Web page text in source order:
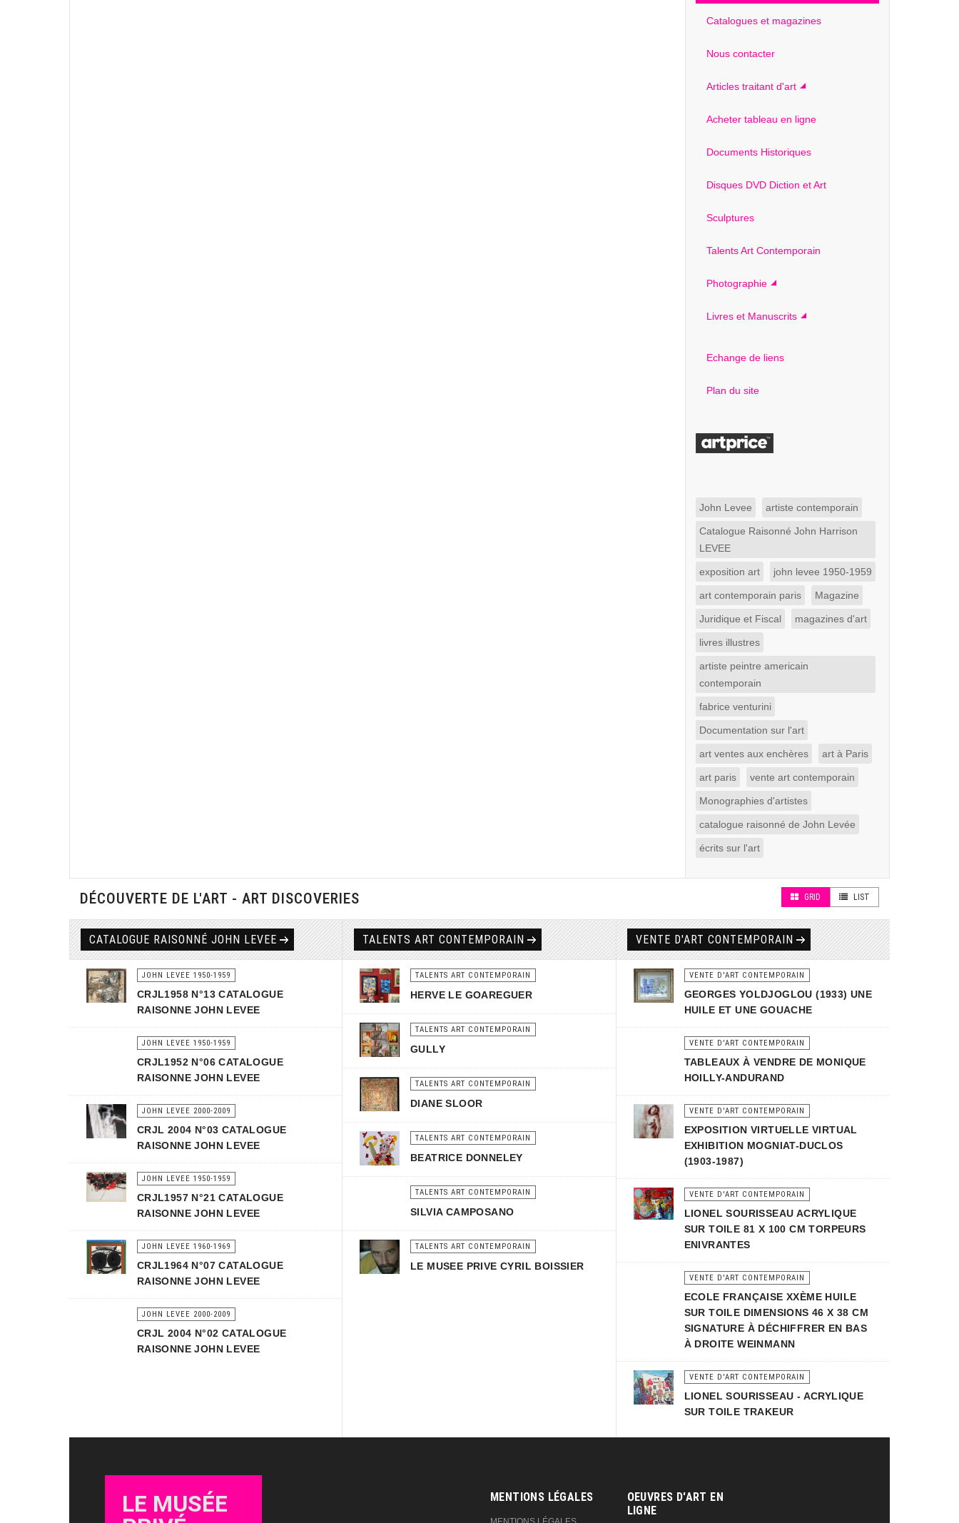
Catalogues et magazines
Nous contacter
Articles traitant d'art
Acheter tableau en ligne
Documents Historiques
Disques DVD Diction et Art
Sculptures
Talents Art Contemporain
Photographie
Livres et Manuscrits
Echange de liens
Plan du site
John Levee artiste contemporain
Catalogue Raisonné John Harrison
LEVEE
exposition art john levee 1950-1959
art contemporain paris Magazine
Juridique et Fiscal magazines d'art
livres illustres
artiste peintre americain
contemporain
fabrice venturini
Documentation sur l'art
art ventes aux enchères art à Paris
art paris vente art contemporain
Monographies d'artistes
catalogue raisonné de John Levée
écrits sur l'art
DÉCOUVERTE DE L'ART - ART DISCOVERIES GRID LIST
CATALOGUE RAISONNÉ JOHN LEVEE
JOHN LEVEE 1950-1959
CRJL1958 N°13 CATALOGUE
RAISONNE JOHN LEVEE
JOHN LEVEE 1950-1959
CRJL1952 N°06 CATALOGUE
RAISONNE JOHN LEVEE
JOHN LEVEE 2000-2009
CRJL 2004 N°03 CATALOGUE
RAISONNE JOHN LEVEE
JOHN LEVEE 1950-1959
CRJL1957 N°21 CATALOGUE
RAISONNE JOHN LEVEE
JOHN LEVEE 1960-1969
CRJL1964 N°07 CATALOGUE
RAISONNE JOHN LEVEE
JOHN LEVEE 2000-2009
CRJL 2004 N°02 CATALOGUE
RAISONNE JOHN LEVEE
TALENTS ART CONTEMPORAIN
TALENTS ART CONTEMPORAIN
HERVE LE GOAREGUER
TALENTS ART CONTEMPORAIN
GULLY
TALENTS ART CONTEMPORAIN
DIANE SLOOR
TALENTS ART CONTEMPORAIN
BEATRICE DONNELEY
TALENTS ART CONTEMPORAIN
SILVIA CAMPOSANO
TALENTS ART CONTEMPORAIN
LE MUSEE PRIVE CYRIL BOISSIER
VENTE D'ART CONTEMPORAIN
VENTE D'ART CONTEMPORAIN
GEORGES YOLDJOGLOU (1933) UNE
HUILE ET UNE GOUACHE
VENTE D'ART CONTEMPORAIN
TABLEAUX À VENDRE DE MONIQUE
HOILLY-ANDURAND
VENTE D'ART CONTEMPORAIN
EXPOSITION VIRTUELLE VIRTUAL
EXHIBITION MOGNIAT-DUCLOS
(1903-1987)
VENTE D'ART CONTEMPORAIN
LIONEL SOURISSEAU ACRYLIQUE
SUR TOILE 81 X 100 CM TORPEURS
ENIVRANTES
VENTE D'ART CONTEMPORAIN
ECOLE FRANÇAISE XXÈME HUILE
SUR TOILE DIMENSIONS 46 X 38 CM
SIGNATURE À DÉCHIFFRER EN BAS
À DROITE WEINMANN
art
VENTE D'ART CONTEMPORAIN
LIONEL SOURISSEAU - ACRYLIQUE
SUR TOILE TRAKEUR
LE MUSÉE
MENTIONS LÉGALES
OEUVRES D'ART EN
LIGNE‎